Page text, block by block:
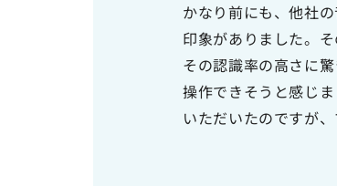
かなり前にも、他社
印象がありました。
その認識率の高さに
操作できそうと感じ
いただいたのですが